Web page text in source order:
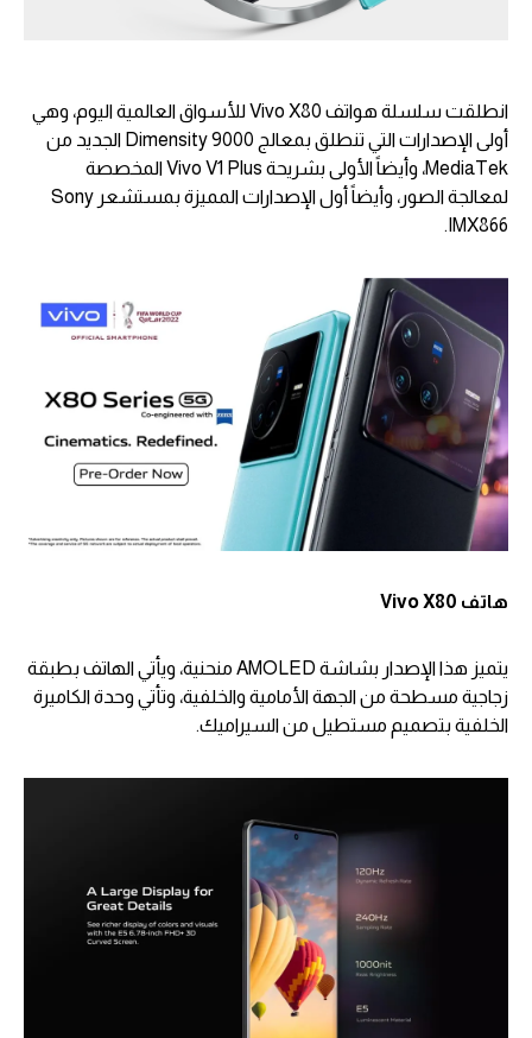
انطلقت سلسلة هواتف Vivo X80 للأسواق العالمية اليوم، وهي
أولى الإصدارات التي تنطلق بمعالج Dimensity 9000 الجديد من
MediaTek، وأيضاً الأولى بشريحة Vivo V1 Plus المخصصة
لمعالجة الصور، وأيضاً أول الإصدارات المميزة بمستشعر Sony
IMX866.
هاتف Vivo X80
يتميز هذا الإصدار بشاشة AMOLED منحنية، ويأتي الهاتف بطبقة
زجاجية مسطحة من الجهة الأمامية والخلفية، وتأتي وحدة الكاميرة
الخلفية بتصميم مستطيل من السيراميك.